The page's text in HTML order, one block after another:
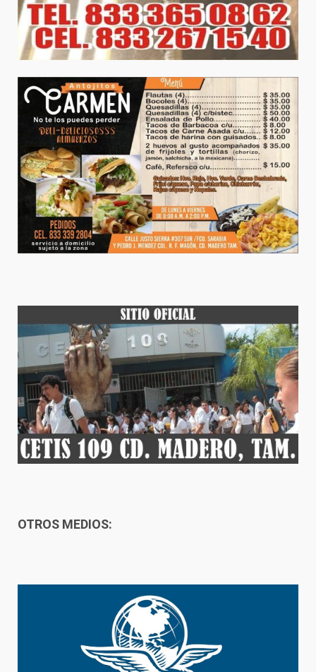
OTROS MEDIOS: